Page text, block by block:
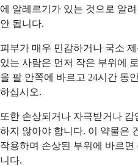
에 알레르기가 있는 것으로 알
안 됩니다.
피부가 매우 민감하거나 국소
있는 사람은 먼저 작은 부위에
을 팔 안쪽에 바르고 24시간 동
하십시오.
또한 손상되거나 자극받거나
하지 않아야 합니다. 이 약물은
작용하며 손상된 부위에 바르
니다.